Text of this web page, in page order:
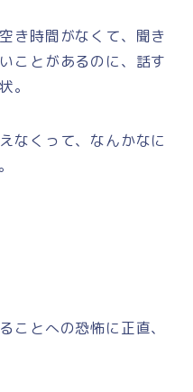
き時間がなくて、聞き
ことがあるのに、話す
。
なくって、なんかなに
ことへの恐怖に正直、